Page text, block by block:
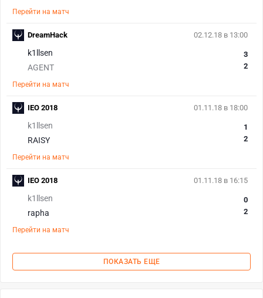
Перейти на матч
02.12.18 в 13:00
k1llsen
AGENT
3
2
Перейти на матч
DreamHack
01.11.18 в 18:00
k1llsen
RAISY
1
2
Перейти на матч
IEO 2018
01.11.18 в 16:15
k1llsen
rapha
0
2
Перейти на матч
IEO 2018
ПОКАЗАТЬ ЕЩЕ